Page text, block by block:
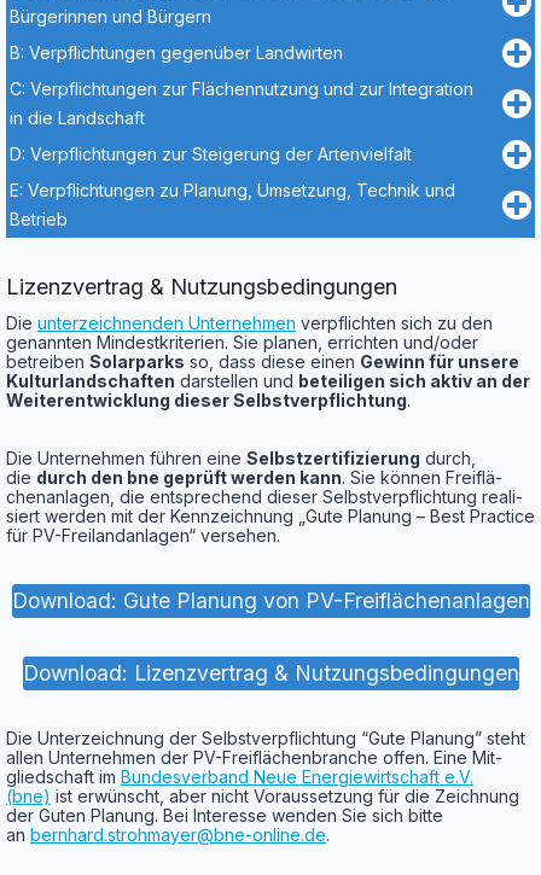
Bürgerinnen und Bürgern
B: Verpflichtungen gegenüber Landwirten
C: Verpflichtungen zur Flächennutzung und zur Integration
in die Landschaft
D: Verpflichtungen zur Steigerung der Artenvielfalt
E: Verpflichtungen zu Planung, Umsetzung, Technik und
Betrieb
Lizenz­ver­trag & Nutzungsbedingungen
Die unter­zeich­nen­den Unter­neh­men ver­pflich­ten sich zu den
genann­ten Min­dest­kri­te­ri­en. Sie pla­nen, errich­ten und/oder
betrei­ben Solar­parks so, dass die­se einen Gewinn für unse­re
Kul­tur­land­schaf­ten dar­stel­len und betei­li­gen sich aktiv an der
Wei­ter­ent­wick­lung die­ser Selbst­ver­pflich­tung.
Die Unter­neh­men füh­ren eine Selbst­zer­ti­fi­zie­rung durch,
die durch den bne geprüft wer­den kann. Sie kön­nen Frei­flä­
chen­an­la­gen, die ent­spre­chend die­ser Selbst­ver­pflich­tung rea­li­
siert wer­den mit der Kenn­zeich­nung „Gute Pla­nung – Best Prac­ti­ce
für PV-Frei­land­an­la­gen“ versehen.
Down­load: Gute Pla­nung von PV-Freiflächenanlagen
Down­load: Lizenz­ver­trag & Nutzungsbedingungen
Die Unter­zeich­nung der Selbst­ver­pflich­tung “Gute Pla­nung” steht
allen Unter­neh­men der PV-Frei­flä­chen­bran­che offen. Eine Mit­
glied­schaft im Bun­des­ver­band Neue Ener­gie­wirt­schaft e.V.
(bne) ist erwünscht, aber nicht Vor­aus­set­zung für die Zeich­nung
der Guten Pla­nung. Bei Inter­es­se wen­den Sie sich bit­te
an bernhard.strohmayer@bne-online.de.